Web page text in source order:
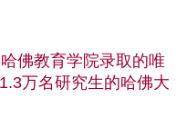
佛教育学院录取的唯
万名研究生的哈佛大